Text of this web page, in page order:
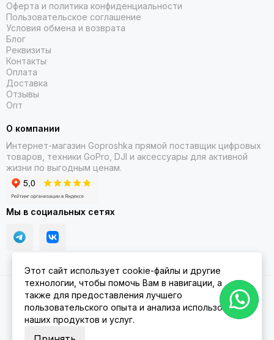
Оповещения от
Android или Apple вы можете
получать электронные письма,
текстовые сообщения и
предупреждения непосредственно
текстовые сообщения.
Оферта и политика конфиденциальности
Пользовательское соглашение
Условия обмена и возврата
Блог
Реквизиты
Контакты
Оплата
Доставка
Отзывы
Опт
О компании
Интернет-магазин Goproshka прямой поставщик цифровых
товаров, техники GoPro, DJI и аксессуары для активной
жизни по выгодным ценам.
Мы в социальных сетях
2026 © Goproshka.ru.Карта сайта
Этот сайт использует cookie-файлы и другие
технологии, чтобы помочь Вам в навигации, а
также для предоставления лучшего
пользовательского опыта и анализа использования
наших продуктов и услуг.